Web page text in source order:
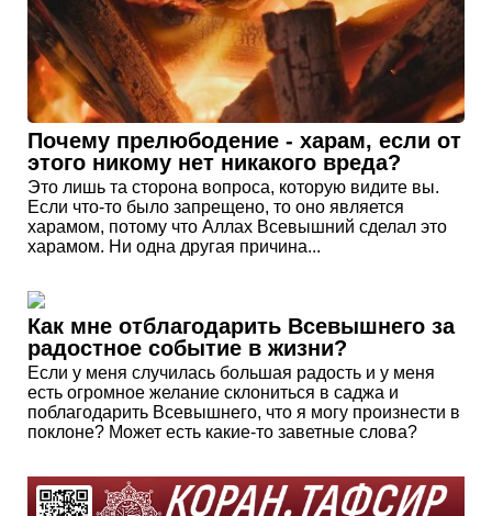
Почему прелюбодение - харам, если от
этого никому нет никакого вреда?
Это лишь та сторона вопроса, которую видите вы.
Если что-то было запрещено, то оно является
харамом, потому что Аллах Всевышний сделал это
харамом. Ни одна другая причина...
Как мне отблагодарить Всевышнего за
радостное событие в жизни?
Если у меня случилась большая радость и у меня
есть огромное желание склониться в саджа и
поблагодарить Всевышнего, что я могу произнести в
поклоне? Может есть какие-то заветные слова?